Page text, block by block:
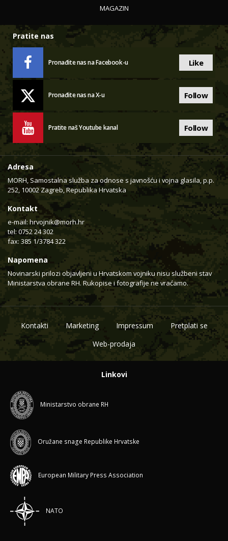
MAGAZIN
Pratite nas
Pronađite nas na Facebook-u Like
Pronađite nas na X-u Follow
Pratite naš Youtube kanal Follow
Adresa
MORH, Samostalna služba za odnose s javnošću i vojna glasila, p.p.
252, 10002 Zagreb, Republika Hrvatska
Kontakt
e-mail: hrvojnik@morh.hr
tel: 0752 24 302
fax: 385 1/3784 322
Napomena
Novinarski prilozi objavljeni u Hrvatskom vojniku nisu službeni stav
Ministarstva obrane RH. Rukopise i fotografije ne vraćamo.
Kontakti Marketing Impressum
Pretplati se
Web-prodaja
Linkovi
Ministarstvo obrane RH
Oružane snage Republike Hrvatske
European Military Press Association
NATO